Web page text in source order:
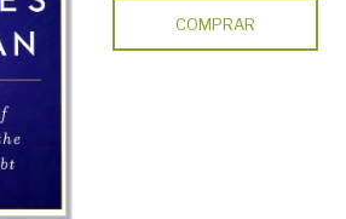
COMPRAR